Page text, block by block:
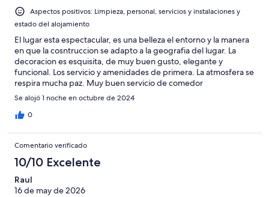
Aspectos positivos: Limpieza, personal, servicios y instalaciones y
estado del alojamiento
El lugar esta espectacular, es una belleza el entorno y la manera
en que la cosntruccion se adapto a la geografia del lugar. La
decoracion es esquisita, de muy buen gusto, elegante y
funcional. Los servicio y amenidades de primera. La atmosfera se
respira mucha paz. Muy buen servicio de comedor
Se alojó 1 noche en octubre de 2024
0
Comentario verificado
10/10 Excelente
Raul
16 de may de 2026